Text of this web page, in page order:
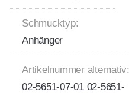
Schmucktyp:
Anhänger
Artikelnummer alternativ:
02-5651-07-01 02-5651-